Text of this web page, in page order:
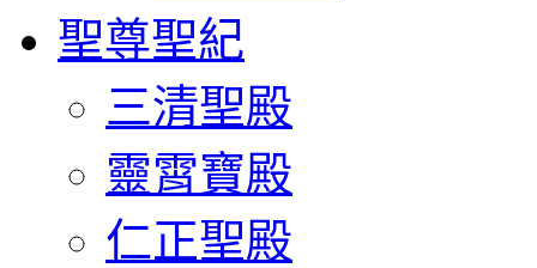
聖尊聖紀
三清聖殿
靈霄寶殿
仁正聖殿